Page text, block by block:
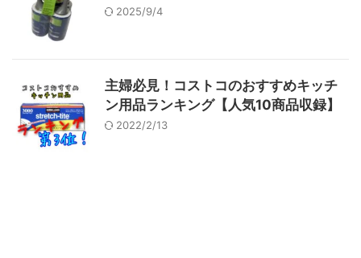
2025/9/4
主婦必見！コストコのおすすめキッチ
ン用品ランキング【人気10商品収録】
2022/2/13